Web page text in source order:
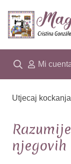
Mi
Utjecaj
njegovih